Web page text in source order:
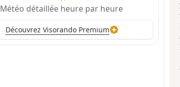
Météo détaillée heure par heure
Découvrez Visorando Premium